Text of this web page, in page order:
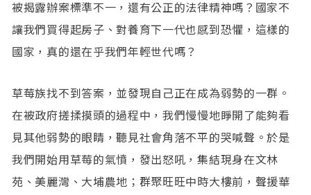
被揭露辦案標準不一，還有公正的法律精神嗎？國家不
讓我們買得起房子、對養育下一代也感到恐懼，這樣的
國家，真的還在乎我們年輕世代嗎？
草莓族找不到答案，並發現自己正在成為弱勢的一群。
在被政府搓揉摸頭的過程中，我們慢慢地睜開了能夠看
見其他弱勢的眼睛，聽見社會角落不平的哭喊聲。於是
我們開始用草莓的氣憤，發出怒吼，集結現身在文林
苑、美麗灣、大埔農地；群聚旺旺中時大樓前，聲援華